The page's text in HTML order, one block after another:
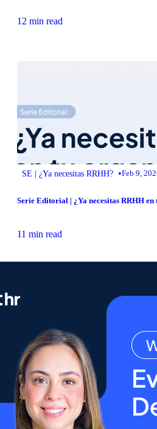
12 min read
SE | ¿Ya necesitas RRHH? •Feb 9,
Serie Editorial | ¿Ya necesitas RRHH
11 min read